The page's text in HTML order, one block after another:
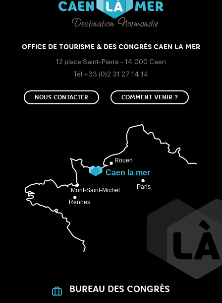
OFFICE DE TOURISME & DES CONGRÈS CAEN LA MER
12 place Saint-Pierre - 14 000 Caen
Tél.+33 (0)2 31 27 14 14
NOUS CONTACTER COMMENT VENIR ?
BUREAU DES CONGRÈS